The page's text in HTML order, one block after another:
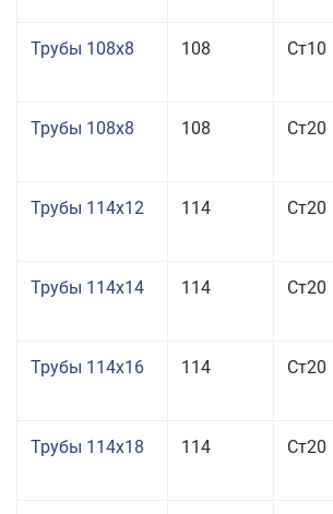
Трубы 108x8 108 Ст10
Трубы 108x8 108 Ст20
Трубы 114x12 114 Ст20
Трубы 114x14 114 Ст20
Трубы 114x16 114 Ст20
Трубы 114x18 114 Ст20